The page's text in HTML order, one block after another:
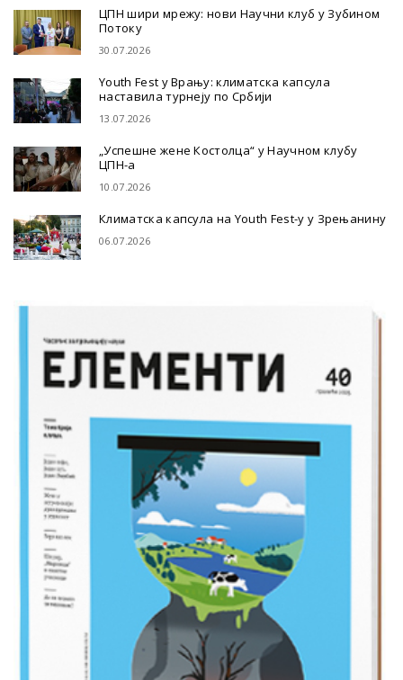
ЦПН шири мрежу: нови Научни клуб у Зубином
Потоку
30.07.2026
Youth Fest у Врању: климатска капсула
наставила турнеју по Србији
13.07.2026
„Успешне жене Костолца“ у Научном клубу
ЦПН-а
10.07.2026
Климатска капсула на Youth Fest-у у Зрењанину
06.07.2026